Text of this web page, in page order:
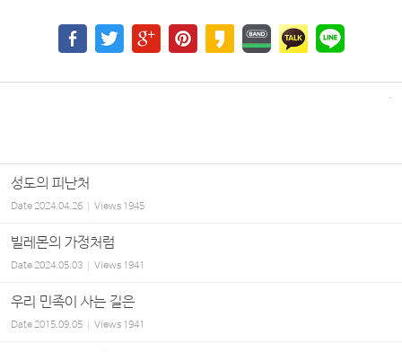
성도의 피난처
Date2024.04.26 Views 1945
빌레몬의 가정처럼
Date2024.05.03 Views 1941
우리 민족이 사는 길은
Date2015.09.05 Views 1941